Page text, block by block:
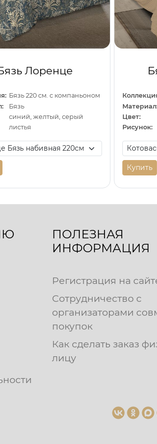
Лоренце
Бязь 220 см. с компаньоном
Бязь
синий, желтый, серый
листья
Цвет:
Рисунок:
Купить
ПОЛЕЗНАЯ
ИНФОРМАЦИЯ
Регистрация на
Сотрудничество с
организаторами
покупок
Как сделать заказ
лицу